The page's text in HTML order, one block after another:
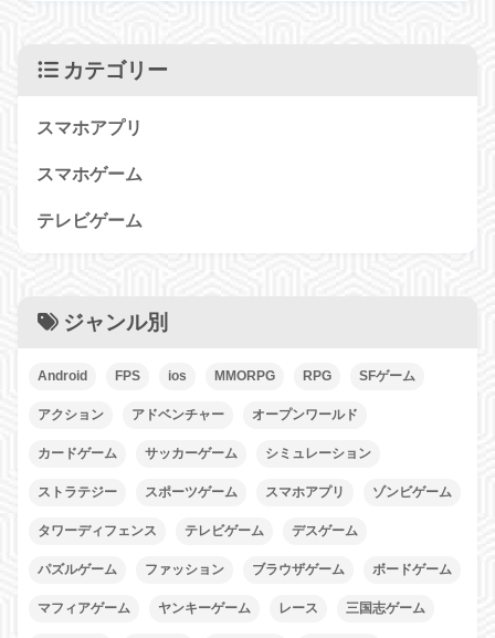
カテゴリー
スマホアプリ
スマホゲーム
テレビゲーム
ジャンル別
Android FPS ios MMORPG RPG SFゲーム
アクション アドベンチャー オープンワールド
カードゲーム サッカーゲーム シミュレーション
ストラテジー スポーツゲーム スマホアプリ ゾンビゲーム
タワーディフェンス テレビゲーム デスゲーム
パズルゲーム ファッション ブラウザゲーム ボードゲーム
マフィアゲーム ヤンキーゲーム レース 三国志ゲーム